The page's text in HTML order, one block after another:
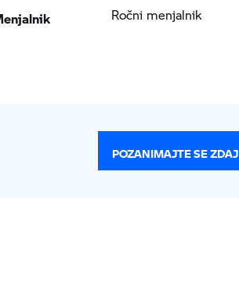
Ročni menjalnik
POZANIMAJTE SE ZDAJ